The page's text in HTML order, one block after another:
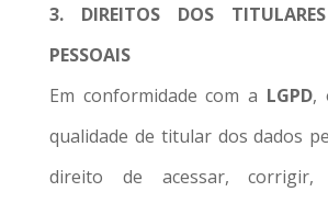
3. DIREITOS DOS
PESSOAIS
Em conformidade com a LGPD,
qualidade de titular dos dados
direito de acessar,